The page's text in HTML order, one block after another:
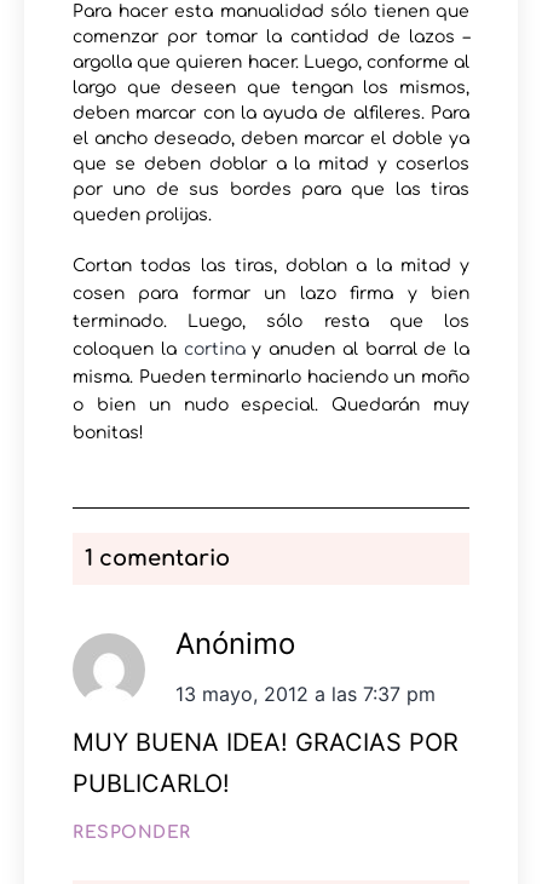
Para hacer esta manualidad sólo tienen que
comenzar por tomar la cantidad de lazos –
argolla que quieren hacer. Luego, conforme al
largo que deseen que tengan los mismos,
deben marcar con la ayuda de alfileres. Para
el ancho deseado, deben marcar el doble ya
que se deben doblar a la mitad y coserlos
por uno de sus bordes para que las tiras
queden prolijas.
Cortan todas las tiras, doblan a la mitad y
cosen para formar un lazo firma y bien
terminado. Luego, sólo resta que los
coloquen la cortinay anuden al barral de la
misma. Pueden terminarlo haciendo un moño
o bien un nudo especial. Quedarán muy
bonitas!
1 comentario
Anónimo
13 mayo, 2012 a las 7:37 pm
MUY BUENA IDEA! GRACIAS POR
PUBLICARLO!
RESPONDER